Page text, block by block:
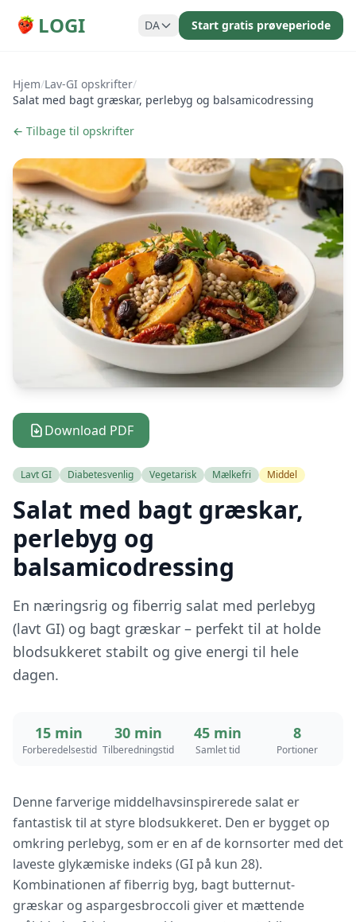
LOGI DA Start gratis prøveperiode
Hjem/Lav-GI opskrifter/
Salat med bagt græskar, perlebyg og balsamicodressing
← Tilbage til opskrifter
Download PDF
Lavt GI Diabetesvenlig Vegetarisk Mælkefri Middel
Salat med bagt græskar,
perlebyg og
balsamicodressing
En næringsrig og fiberrig salat med perlebyg
(lavt GI) og bagt græskar – perfekt til at holde
blodsukkeret stabilt og give energi til hele
dagen.
15 min
Forberedelsestid
30 min
Tilberedningstid
45 min
Samlet tid
8
Portioner
Denne farverige middelhavsinspirerede salat er
fantastisk til at styre blodsukkeret. Den er bygget op
omkring perlebyg, som er en af de kornsorter med det
laveste glykæmiske indeks (GI på kun 28).
Kombinationen af fiberrig byg, bagt butternut-
græskar og aspargesbroccoli giver et mættende